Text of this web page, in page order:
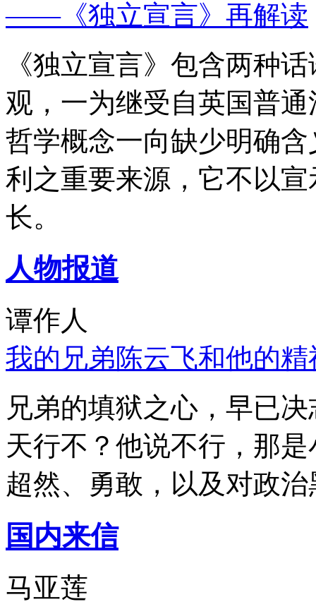
——《独立宣言》再解读
《独立宣言》包含两种
观，一为继受自英国普
哲学概念一向缺少明确
利之重要来源，它不以
长。
人物报道
谭作人
我的兄弟陈云飞和他的
兄弟的填狱之心，早已
天行不？他说不行，那
超然、勇敢，以及对政
国内来信
马亚莲